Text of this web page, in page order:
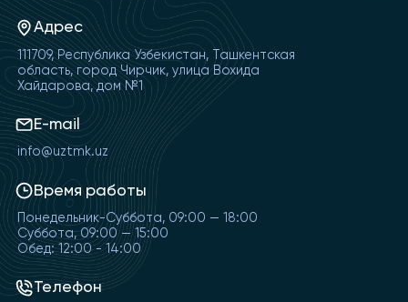
Адрес
111709, Республика Узбекистан, Ташкентская
область, город Чирчик, улица Вохида
Хайдарова, дом №1
E-mail
info@uztmk.uz
Время работы
Понедельник-Суббота, 09:00 — 18:00
Суббота, 09:00 — 15:00
Обед: 12:00 - 14:00
Телефон